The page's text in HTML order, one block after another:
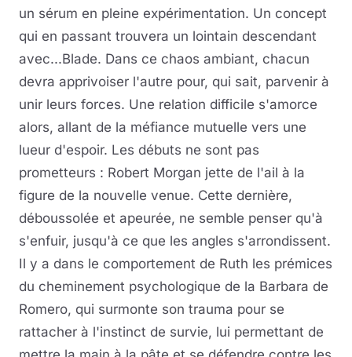
un sérum en pleine expérimentation. Un concept
qui en passant trouvera un lointain descendant
avec...Blade. Dans ce chaos ambiant, chacun
devra apprivoiser l'autre pour, qui sait, parvenir à
unir leurs forces. Une relation difficile s'amorce
alors, allant de la méfiance mutuelle vers une
lueur d'espoir. Les débuts ne sont pas
prometteurs : Robert Morgan jette de l'ail à la
figure de la nouvelle venue. Cette dernière,
déboussolée et apeurée, ne semble penser qu'à
s'enfuir, jusqu'à ce que les angles s'arrondissent.
Il y a dans le comportement de Ruth les prémices
du cheminement psychologique de la Barbara de
Romero, qui surmonte son trauma pour se
rattacher à l'instinct de survie, lui permettant de